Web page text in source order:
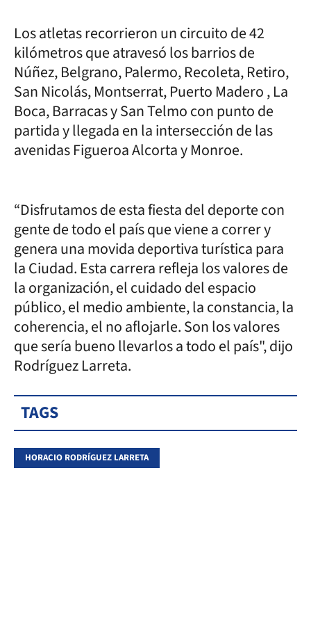
Los atletas recorrieron un circuito de 42
kilómetros que atravesó los barrios de
Núñez, Belgrano, Palermo, Recoleta, Retiro,
San Nicolás, Montserrat, Puerto Madero , La
Boca, Barracas y San Telmo con punto de
partida y llegada en la intersección de las
avenidas Figueroa Alcorta y Monroe.
“Disfrutamos de esta fiesta del deporte con
gente de todo el país que viene a correr y
genera una movida deportiva turística para
la Ciudad. Esta carrera refleja los valores de
la organización, el cuidado del espacio
público, el medio ambiente, la constancia, la
coherencia, el no aflojarle. Son los valores
que sería bueno llevarlos a todo el país", dijo
Rodríguez Larreta.
TAGS
HORACIO RODRÍGUEZ LARRETA